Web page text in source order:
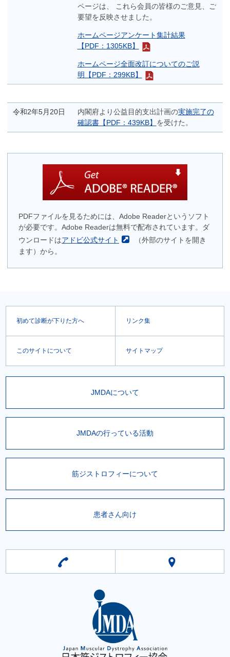
ページは、 これら会員の皆様のご意見、ご
要望を反映させました。
ホームページアンケート集計結果
【PDF：1305KB】
ホームページ全面改訂についてのご説
明【PDF：299KB】
令和2年5月20日 内閣府より公益目的支出計画の実施完了の
確認書【PDF：439KB】 を受けた。
PDFファイルを見るためには、Adobe Readerというソフト
が必要です。Adobe Readerは無料で配布されています。ダ
ウンロードはアドビ公式サイト
（外部のサイトを開き
ます）から。
初めて診断が下りた方へ リンク集
このサイトについて サイトマップ
JMDAについて
JMDAの行っている活動
筋ジストロフィーについて
患者さん向け